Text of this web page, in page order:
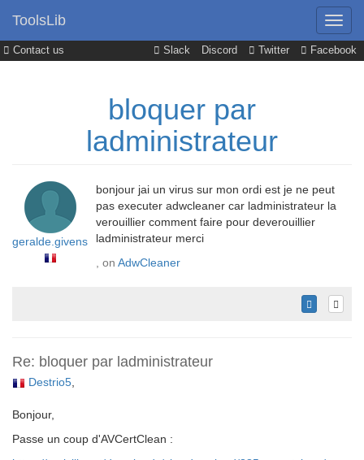
Contact us Slack Discord Twitter Facebook
ToolsLib
bloquer par
ladministrateur
geralde.givens
bonjour jai un virus sur mon ordi est je ne peut
pas executer adwcleaner car ladministrateur la
verouillier comment faire pour deverouillier
ladministrateur merci
, on AdwCleaner
Re: bloquer par ladministrateur
Destrio5,
Bonjour,
Passe un coup d'AVCertClean :